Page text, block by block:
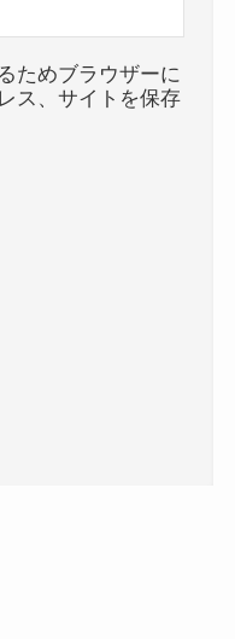
ためブラウザーに
ス、サイトを保存